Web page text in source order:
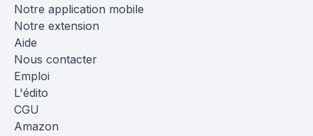
Notre application mobile
Notre extension
Aide
Nous contacter
Emploi
L'édito
CGU
Amazon